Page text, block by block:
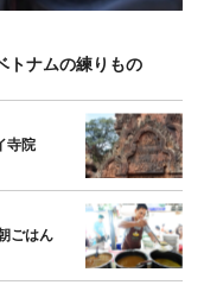
トナムの練りもの
寺院
ごはん